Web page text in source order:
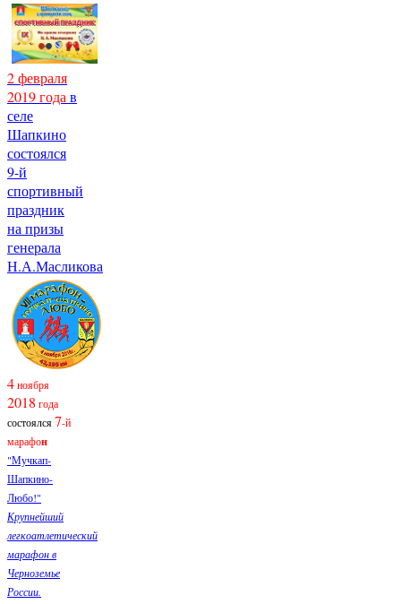
2 февраля
2019 года в
селе
Шапкино
состоялся
9-й
спортивный
праздник
на призы
генерала
Н.А.Масликова
4ноября
2018 года
состоялся7-й
марафон
"Мучкап-
Шапкино-
Любо!"
Крупнейший
легкоатлетический
марафон в
Черноземье
России.